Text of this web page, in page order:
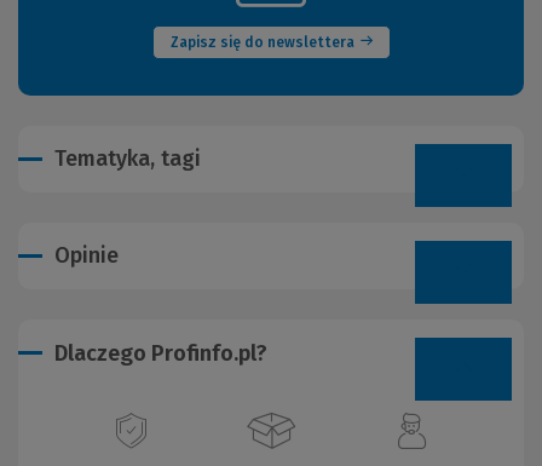
Zapisz się do newslettera
Tematyka, tagi
Opinie
Dlaczego Profinfo.pl?